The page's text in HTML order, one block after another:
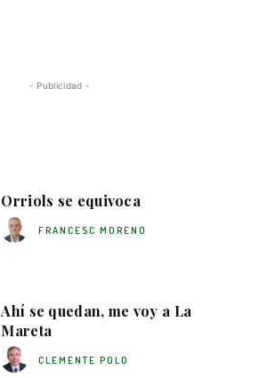
- Publicidad -
Orriols se equivoca
FRANCESC MORENO
Ahí se quedan, me voy a La
Mareta
CLEMENTE POLO